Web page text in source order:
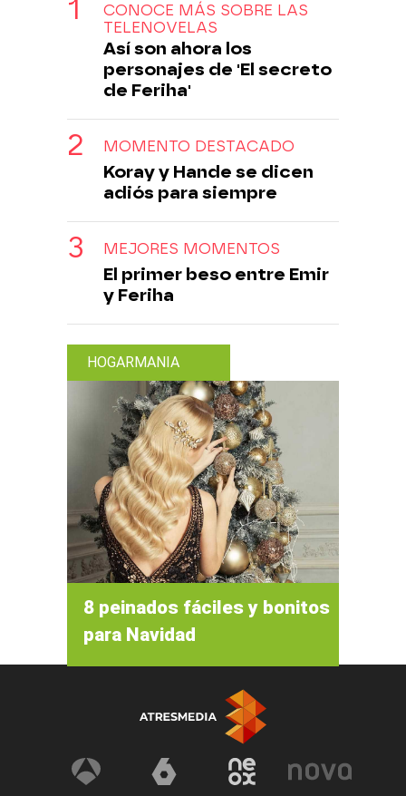
CONOCE MÁS SOBRE LAS
TELENOVELAS
Así son ahora los
personajes de 'El secreto
de Feriha'
MOMENTO DESTACADO
Koray y Hande se dicen
adiós para siempre
MEJORES MOMENTOS
El primer beso entre Emir
y Feriha
HOGARMANIA
8 peinados fáciles y bonitos
para Navidad